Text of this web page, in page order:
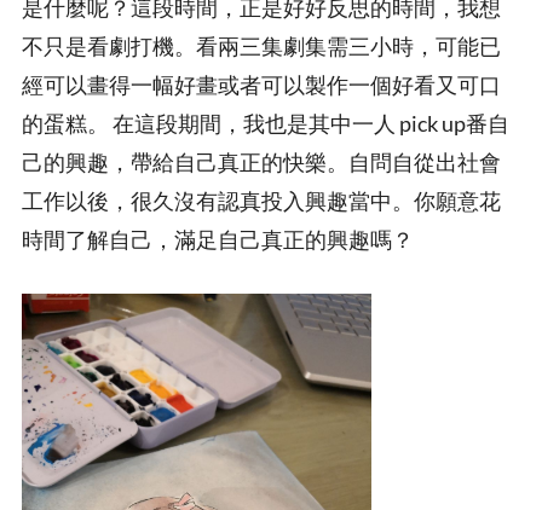
是什麼呢？這段時間，正是好好反思的時間，我想
不只是看劇打機。看兩三集劇集需三小時，可能已
經可以畫得一幅好畫或者可以製作一個好看又可口
的蛋糕。 在這段期間，我也是其中一人 pick up番自
己的興趣，帶給自己真正的快樂。自問自從出社會
工作以後，很久沒有認真投入興趣當中。你願意花
時間了解自己，滿足自己真正的興趣嗎？